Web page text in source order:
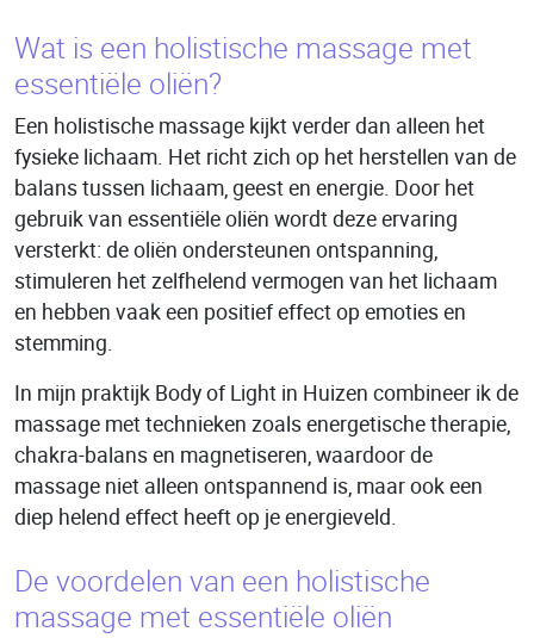
Wat is een holistische massage met
essentiële oliën?
Een holistische massage kijkt verder dan alleen het
fysieke lichaam. Het richt zich op het herstellen van de
balans tussen lichaam, geest en energie. Door het
gebruik van essentiële oliën wordt deze ervaring
versterkt: de oliën ondersteunen ontspanning,
stimuleren het zelfhelend vermogen van het lichaam
en hebben vaak een positief effect op emoties en
stemming.
In mijn praktijk Body of Light in Huizen combineer ik de
massage met technieken zoals energetische therapie,
chakra-balans en magnetiseren, waardoor de
massage niet alleen ontspannend is, maar ook een
diep helend effect heeft op je energieveld.
De voordelen van een holistische
massage met essentiële oliën